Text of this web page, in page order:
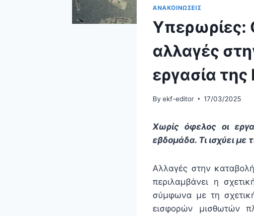
ΑΝΑΚΟΙΝΩΣΕΙΣ
Υπερωρίες:
αλλαγές
εργασία της
By ekf-editor 17/03/2025
Χωρίς όφελος οι
εβδομάδα. Τι ισχύει με
Αλλαγές στην
περιλαμβάνει η
σύμφωνα με τη
εισφορών μισθωτών